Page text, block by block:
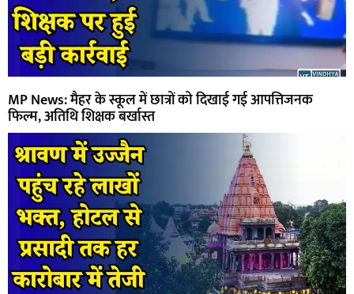
MP News: मैहर के स्कूल में छात्रों को दिखाई गई आपत्तिजनक
फिल्म, अतिथि शिक्षक बर्खास्त